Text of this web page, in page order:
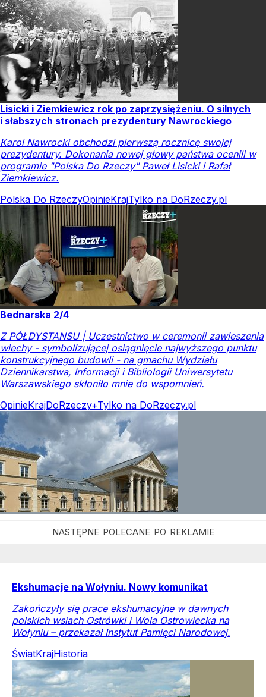
Lisicki i Ziemkiewicz rok po zaprzysiężeniu. O silnych
i słabszych stronach prezydentury Nawrockiego
Karol Nawrocki obchodzi pierwszą rocznicę swojej
prezydentury. Dokonania nowej głowy państwa ocenili w
programie "Polska Do Rzeczy" Paweł Lisicki i Rafał
Ziemkiewicz.
Polska Do RzeczyOpinieKrajTylko na DoRzeczy.pl
Bednarska 2/4
Z PÓŁDYSTANSU | Uczestnictwo w ceremonii zawieszenia
wiechy - symbolizującej osiągnięcie najwyższego punktu
konstrukcyjnego budowli - na gmachu Wydziału
Dziennikarstwa, Informacji i Bibliologii Uniwersytetu
Warszawskiego skłoniło mnie do wspomnień.
OpinieKrajDoRzeczy+Tylko na DoRzeczy.pl
Ekshumacje na Wołyniu. Nowy komunikat
Zakończyły się prace ekshumacyjne w dawnych
polskich wsiach Ostrówki i Wola Ostrowiecka na
Wołyniu – przekazał Instytut Pamięci Narodowej.
ŚwiatKrajHistoria